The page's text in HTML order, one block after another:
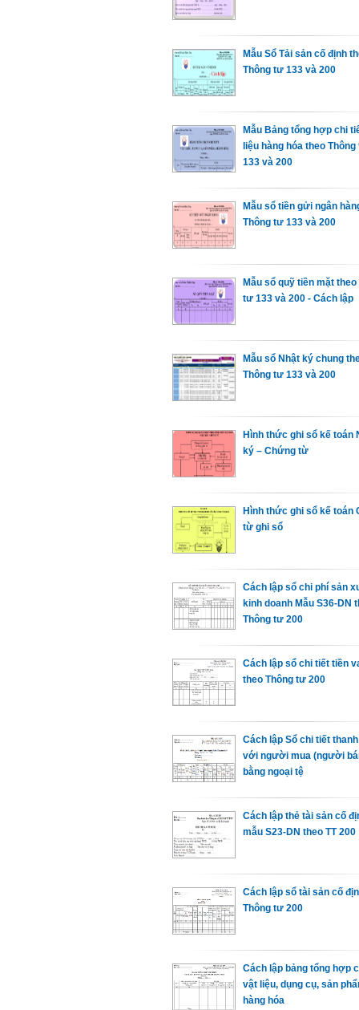
Mẫu Sổ Tải sản cố định
Thông tư 133 và 200
Mẫu Bảng tổng hợp chi
liệu hàng hóa theo
133 và 200
Mẫu sổ tiền gửi ngân
Thông tư 133 và 200
Mẫu sổ quỹ tiền mặt theo
tư 133 và 200 - Cách lập
Mẫu sổ Nhật ký chung
Thông tư 133 và 200
Hình thức ghi sổ kế toán
ký – Chứng từ
Hình thức ghi sổ kế toán
từ ghi sổ
Cách lập sổ chi phí sản
kinh doanh Mẫu S36-DN
Thông tư 200
Cách lập sổ chi tiết tiền
theo Thông tư 200
Cách lập Sổ chi tiết
với người mua (người
bằng ngoại tệ
Cách lập thẻ tài sản cố
mẫu S23-DN theo TT 200
Cách lập sổ tài sản cố
Thông tư 200
Cách lập bảng tổng hợp
vật liệu, dụng cụ, sản
hàng hóa